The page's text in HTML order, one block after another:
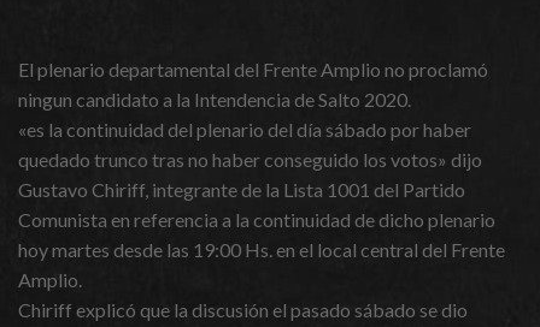
El plenario departamental del Frente Amplio no proclamó
ningun candidato a la Intendencia de Salto 2020.
«es la continuidad del plenario del día sábado por haber
quedado trunco tras no haber conseguido los votos» dijo
Gustavo Chiriff, integrante de la Lista 1001 del Partido
Comunista en referencia a la continuidad de dicho plenario
hoy martes desde las 19:00 Hs. en el local central del Frente
Amplio.
Chiriff explicó que la discusión el pasado sábado se dio